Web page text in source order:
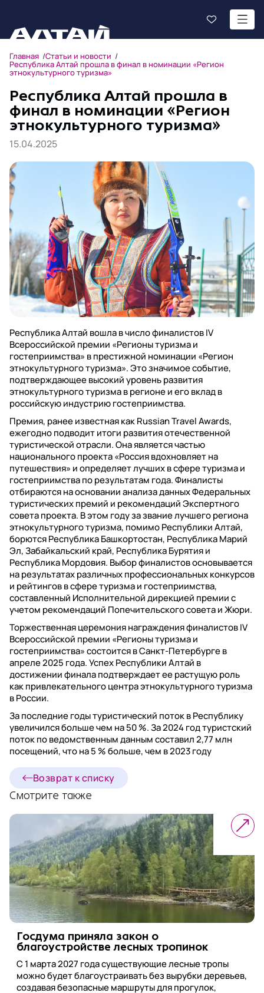
Главная Статьи и новости
Республика Алтай прошла в финал в номинации «Регион
этнокультурного туризма»
Республика Алтай прошла в
финал в номинации «Регион
этнокультурного туризма»
15.04.2025
Республика Алтай вошла в число финалистов IV
Всероссийской премии «Регионы туризма и
гостеприимства» в престижной номинации «Регион
этнокультурного туризма». Это значимое событие,
подтверждающее высокий уровень развития
этнокультурного туризма в регионе и его вклад в
российскую индустрию гостеприимства.
Премия, ранее известная как Russian Travel Awards,
ежегодно подводит итоги развития отечественной
туристической отрасли. Она является частью
национального проекта «Россия вдохновляет на
путешествия» и определяет лучших в сфере туризма и
гостеприимства по результатам года. Финалисты
отбираются на основании анализа данных Федеральных
туристических премий и рекомендаций Экспертного
совета проекта. В этом году за звание лучшего региона
этнокультурного туризма, помимо Республики Алтай,
борются Республика Башкортостан, Республика Марий
Эл, Забайкальский край, Республика Бурятия и
Республика Мордовия. Выбор финалистов основывается
на результатах различных профессиональных конкурсов
и рейтингов в сфере туризма и гостеприимства,
составленный Исполнительной дирекцией премии с
учетом рекомендаций Попечительского совета и Жюри.
Торжественная церемония награждения финалистов IV
Всероссийской премии «Регионы туризма и
гостеприимства» состоится в Санкт-Петербурге в
апреле 2025 года. Успех Республики Алтай в
достижении финала подтверждает ее растущую роль
как привлекательного центра этнокультурного туризма
в России.
За последние годы туристический поток в Республику
увеличился больше чем на 50 %. За 2024 год туристский
поток по ведомственным данным составил 2,77 млн
посещений, что на 5 % больше, чем в 2023 году
Возврат к списку
Смотрите также
Госдума приняла закон о
благоустройстве лесных тропинок
С 1 марта 2027 года существующие лесные тропы
можно будет благоустраивать без вырубки деревьев,
создавая безопасные маршруты для прогулок,